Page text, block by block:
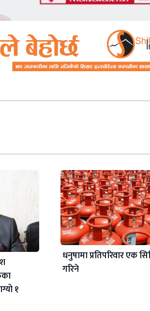
१
धनुषामा प्रतिपरिवार एक
गरिने